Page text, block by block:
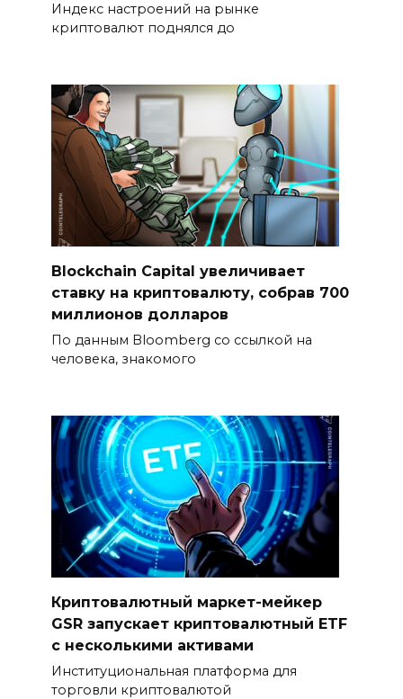
Индекс настроений на рынке
криптовалют поднялся до
Blockchain Capital увеличивает
ставку на криптовалюту, собрав 700
миллионов долларов
По данным Bloomberg со ссылкой на
человека, знакомого
Криптовалютный маркет-мейкер
GSR запускает криптовалютный ETF
с несколькими активами
Институциональная платформа для
торговли криптовалютой